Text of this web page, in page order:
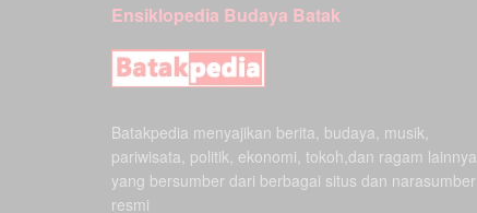
Ensiklopedia Budaya Batak
Batakpedia menyajikan berita, budaya, musik,
pariwisata, politik, ekonomi, tokoh,dan ragam lainnya
yang bersumber dari berbagai situs dan narasumber
resmi